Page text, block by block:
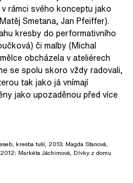
rámci svého konceptu jako
Smetana, Jan Pfeiffer).
kresby do performativního
či malby (Michal
obcházela v ateliérech
se spolu skoro vždy radovali,
tak jako já vnímají
jako upozaděnou před více
kresba tuší, 2013; Magda Stanová,
Markéta Jáchimová, Dívky z domu